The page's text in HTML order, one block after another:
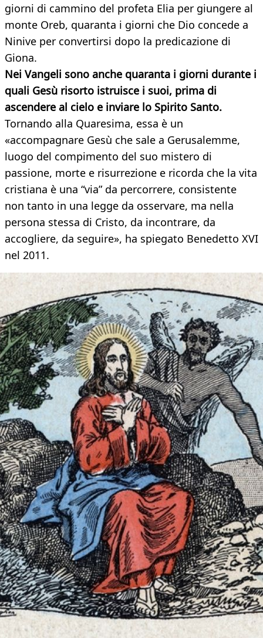
giorni di cammino del profeta Elia per giungere al
monte Oreb, quaranta i giorni che Dio concede a
Ninive per convertirsi dopo la predicazione di
Giona.
Nei Vangeli sono anche quaranta i giorni durante i
quali Gesù risorto istruisce i suoi, prima di
ascendere al cielo e inviare lo Spirito Santo.
Tornando alla Quaresima, essa è un
«accompagnare Gesù che sale a Gerusalemme,
luogo del compimento del suo mistero di
passione, morte e risurrezione e ricorda che la vita
cristiana è una “via” da percorrere, consistente
non tanto in una legge da osservare, ma nella
persona stessa di Cristo, da incontrare, da
accogliere, da seguire», ha spiegato Benedetto XVI
nel 2011.